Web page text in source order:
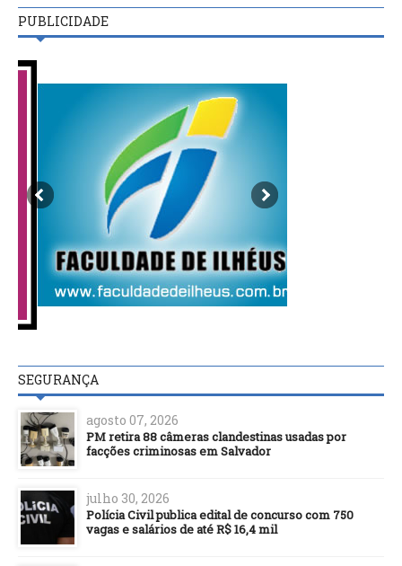
PUBLICIDADE
SEGURANÇA
agosto 07, 2026
PM retira 88 câmeras clandestinas usadas por
facções criminosas em Salvador
julho 30, 2026
Polícia Civil publica edital de concurso com 750
vagas e salários de até R$ 16,4 mil